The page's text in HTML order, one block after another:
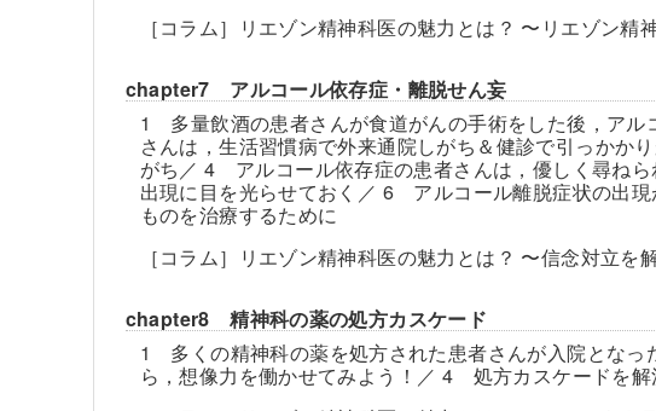
［コラム］リエゾン精神科医の魅力とは？ 〜リエゾン精
chapter7 アルコール依存症・離脱せん妄
1 多量飲酒の患者さんが食道がんの手術をした後，ア
さんは，生活習慣病で外来通院しがち＆健診で引っか
がち／ 4 アルコール依存症の患者さんは，優しく尋ね
出現に目を光らせておく／ 6 アルコール離脱症状の出
ものを治療するために
［コラム］リエゾン精神科医の魅力とは？ 〜信念対立を
chapter8 精神科の薬の処方カスケード
1 多くの精神科の薬を処方された患者さんが入院とな
ら，想像力を働かせてみよう！／ 4 処方カスケードを解